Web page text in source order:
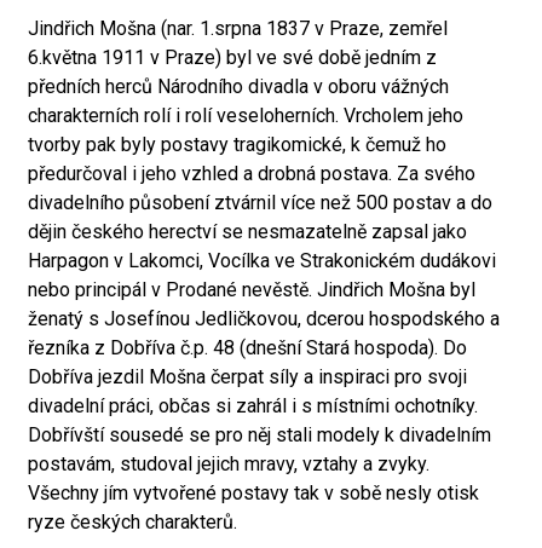
Jindřich Mošna (nar. 1.srpna 1837 v Praze, zemřel
6.května 1911 v Praze) byl ve své době jedním z
předních herců Národního divadla v oboru vážných
charakterních rolí i rolí veseloherních. Vrcholem jeho
tvorby pak byly postavy tragikomické, k čemuž ho
předurčoval i jeho vzhled a drobná postava. Za svého
divadelního působení ztvárnil více než 500 postav a do
dějin českého herectví se nesmazatelně zapsal jako
Harpagon v Lakomci, Vocílka ve Strakonickém dudákovi
nebo principál v Prodané nevěstě. Jindřich Mošna byl
ženatý s Josefínou Jedličkovou, dcerou hospodského a
řezníka z Dobříva č.p. 48 (dnešní Stará hospoda). Do
Dobříva jezdil Mošna čerpat síly a inspiraci pro svoji
divadelní práci, občas si zahrál i s místními ochotníky.
Dobřívští sousedé se pro něj stali modely k divadelním
postavám, studoval jejich mravy, vztahy a zvyky.
Všechny jím vytvořené postavy tak v sobě nesly otisk
ryze českých charakterů.